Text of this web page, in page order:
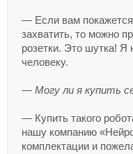
— Если вам
захватить, то можно
розетки. Это шутка! Я
человеку.
— Могу ли я купить
— Купить такого
нашу компанию
комплектации и